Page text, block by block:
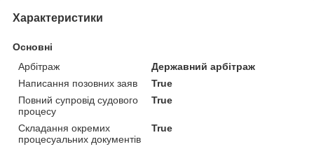
Характеристики
Основні
Арбітраж
Державний арбітраж
Написання позовних заяв
True
Повний супровід судового
процесу
True
Складання окремих
процесуальних документів
True